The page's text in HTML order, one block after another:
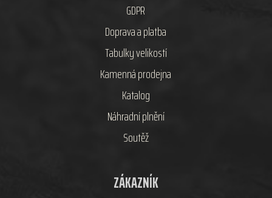
GDPR
Doprava a platba
Tabulky velikostí
Kamenná prodejna
Katalog
Náhradní plnění
Soutěž
ZÁKAZNÍK